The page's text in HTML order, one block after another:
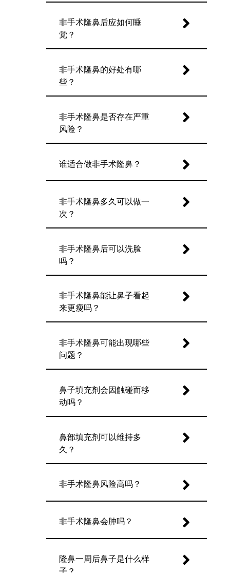
非手术隆鼻后应如何睡
觉？
非手术隆鼻的好处有哪
些？
非手术隆鼻是否存在严重
风险？
谁适合做非手术隆鼻？
非手术隆鼻多久可以做一
次？
非手术隆鼻后可以洗脸
吗？
非手术隆鼻能让鼻子看起
来更瘦吗？
非手术隆鼻可能出现哪些
问题？
鼻子填充剂会因触碰而移
动吗？
鼻部填充剂可以维持多
久？
非手术隆鼻风险高吗？
非手术隆鼻会肿吗？
隆鼻一周后鼻子是什么样